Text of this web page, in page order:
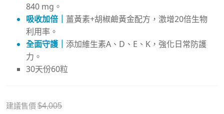
840 mg。
吸收加倍｜ 薑黃素+胡椒鹼黃金配方，激增20倍生物
利用率。
全面守護｜ 添加維生素A、D、E、K，強化日常防護
力。
30天份60粒
建議售價 $4,005